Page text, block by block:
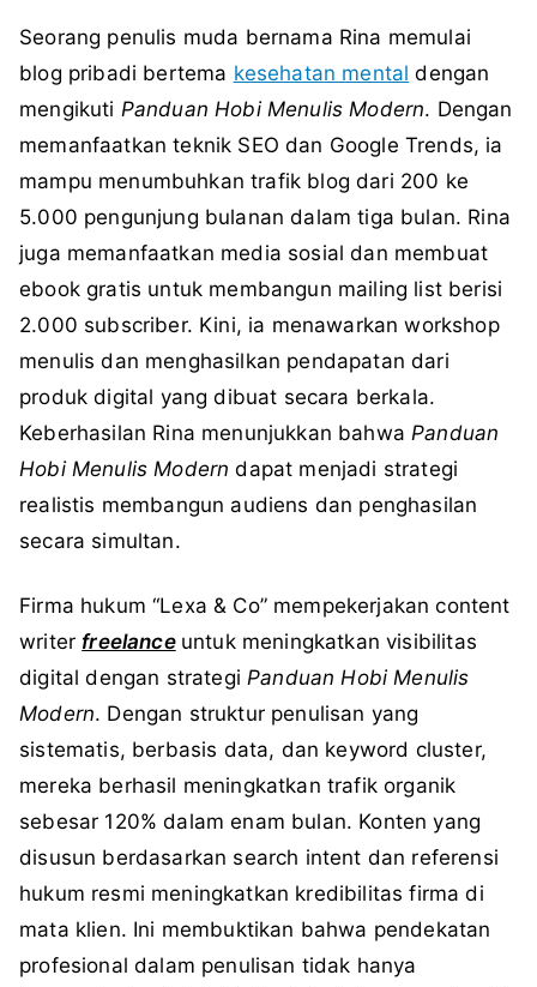
Seorang penulis muda bernama Rina memulai
blog pribadi bertema kesehatan mental dengan
mengikuti Panduan Hobi Menulis Modern. Dengan
memanfaatkan teknik SEO dan Google Trends, ia
mampu menumbuhkan trafik blog dari 200 ke
5.000 pengunjung bulanan dalam tiga bulan. Rina
juga memanfaatkan media sosial dan membuat
ebook gratis untuk membangun mailing list berisi
2.000 subscriber. Kini, ia menawarkan workshop
menulis dan menghasilkan pendapatan dari
produk digital yang dibuat secara berkala.
Keberhasilan Rina menunjukkan bahwa Panduan
Hobi Menulis Modern dapat menjadi strategi
realistis membangun audiens dan penghasilan
secara simultan.
Firma hukum “Lexa & Co” mempekerjakan content
writer freelance untuk meningkatkan visibilitas
digital dengan strategi Panduan Hobi Menulis
Modern. Dengan struktur penulisan yang
sistematis, berbasis data, dan keyword cluster,
mereka berhasil meningkatkan trafik organik
sebesar 120% dalam enam bulan. Konten yang
disusun berdasarkan search intent dan referensi
hukum resmi meningkatkan kredibilitas firma di
mata klien. Ini membuktikan bahwa pendekatan
profesional dalam penulisan tidak hanya